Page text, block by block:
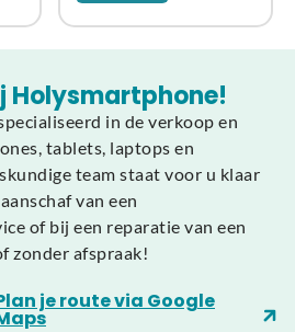
Holysmartphone!
in de verkoop en
tablets, laptops en
team staat voor u klaar
van een
of bij een reparatie van een
zonder afspraak!
je route via Google